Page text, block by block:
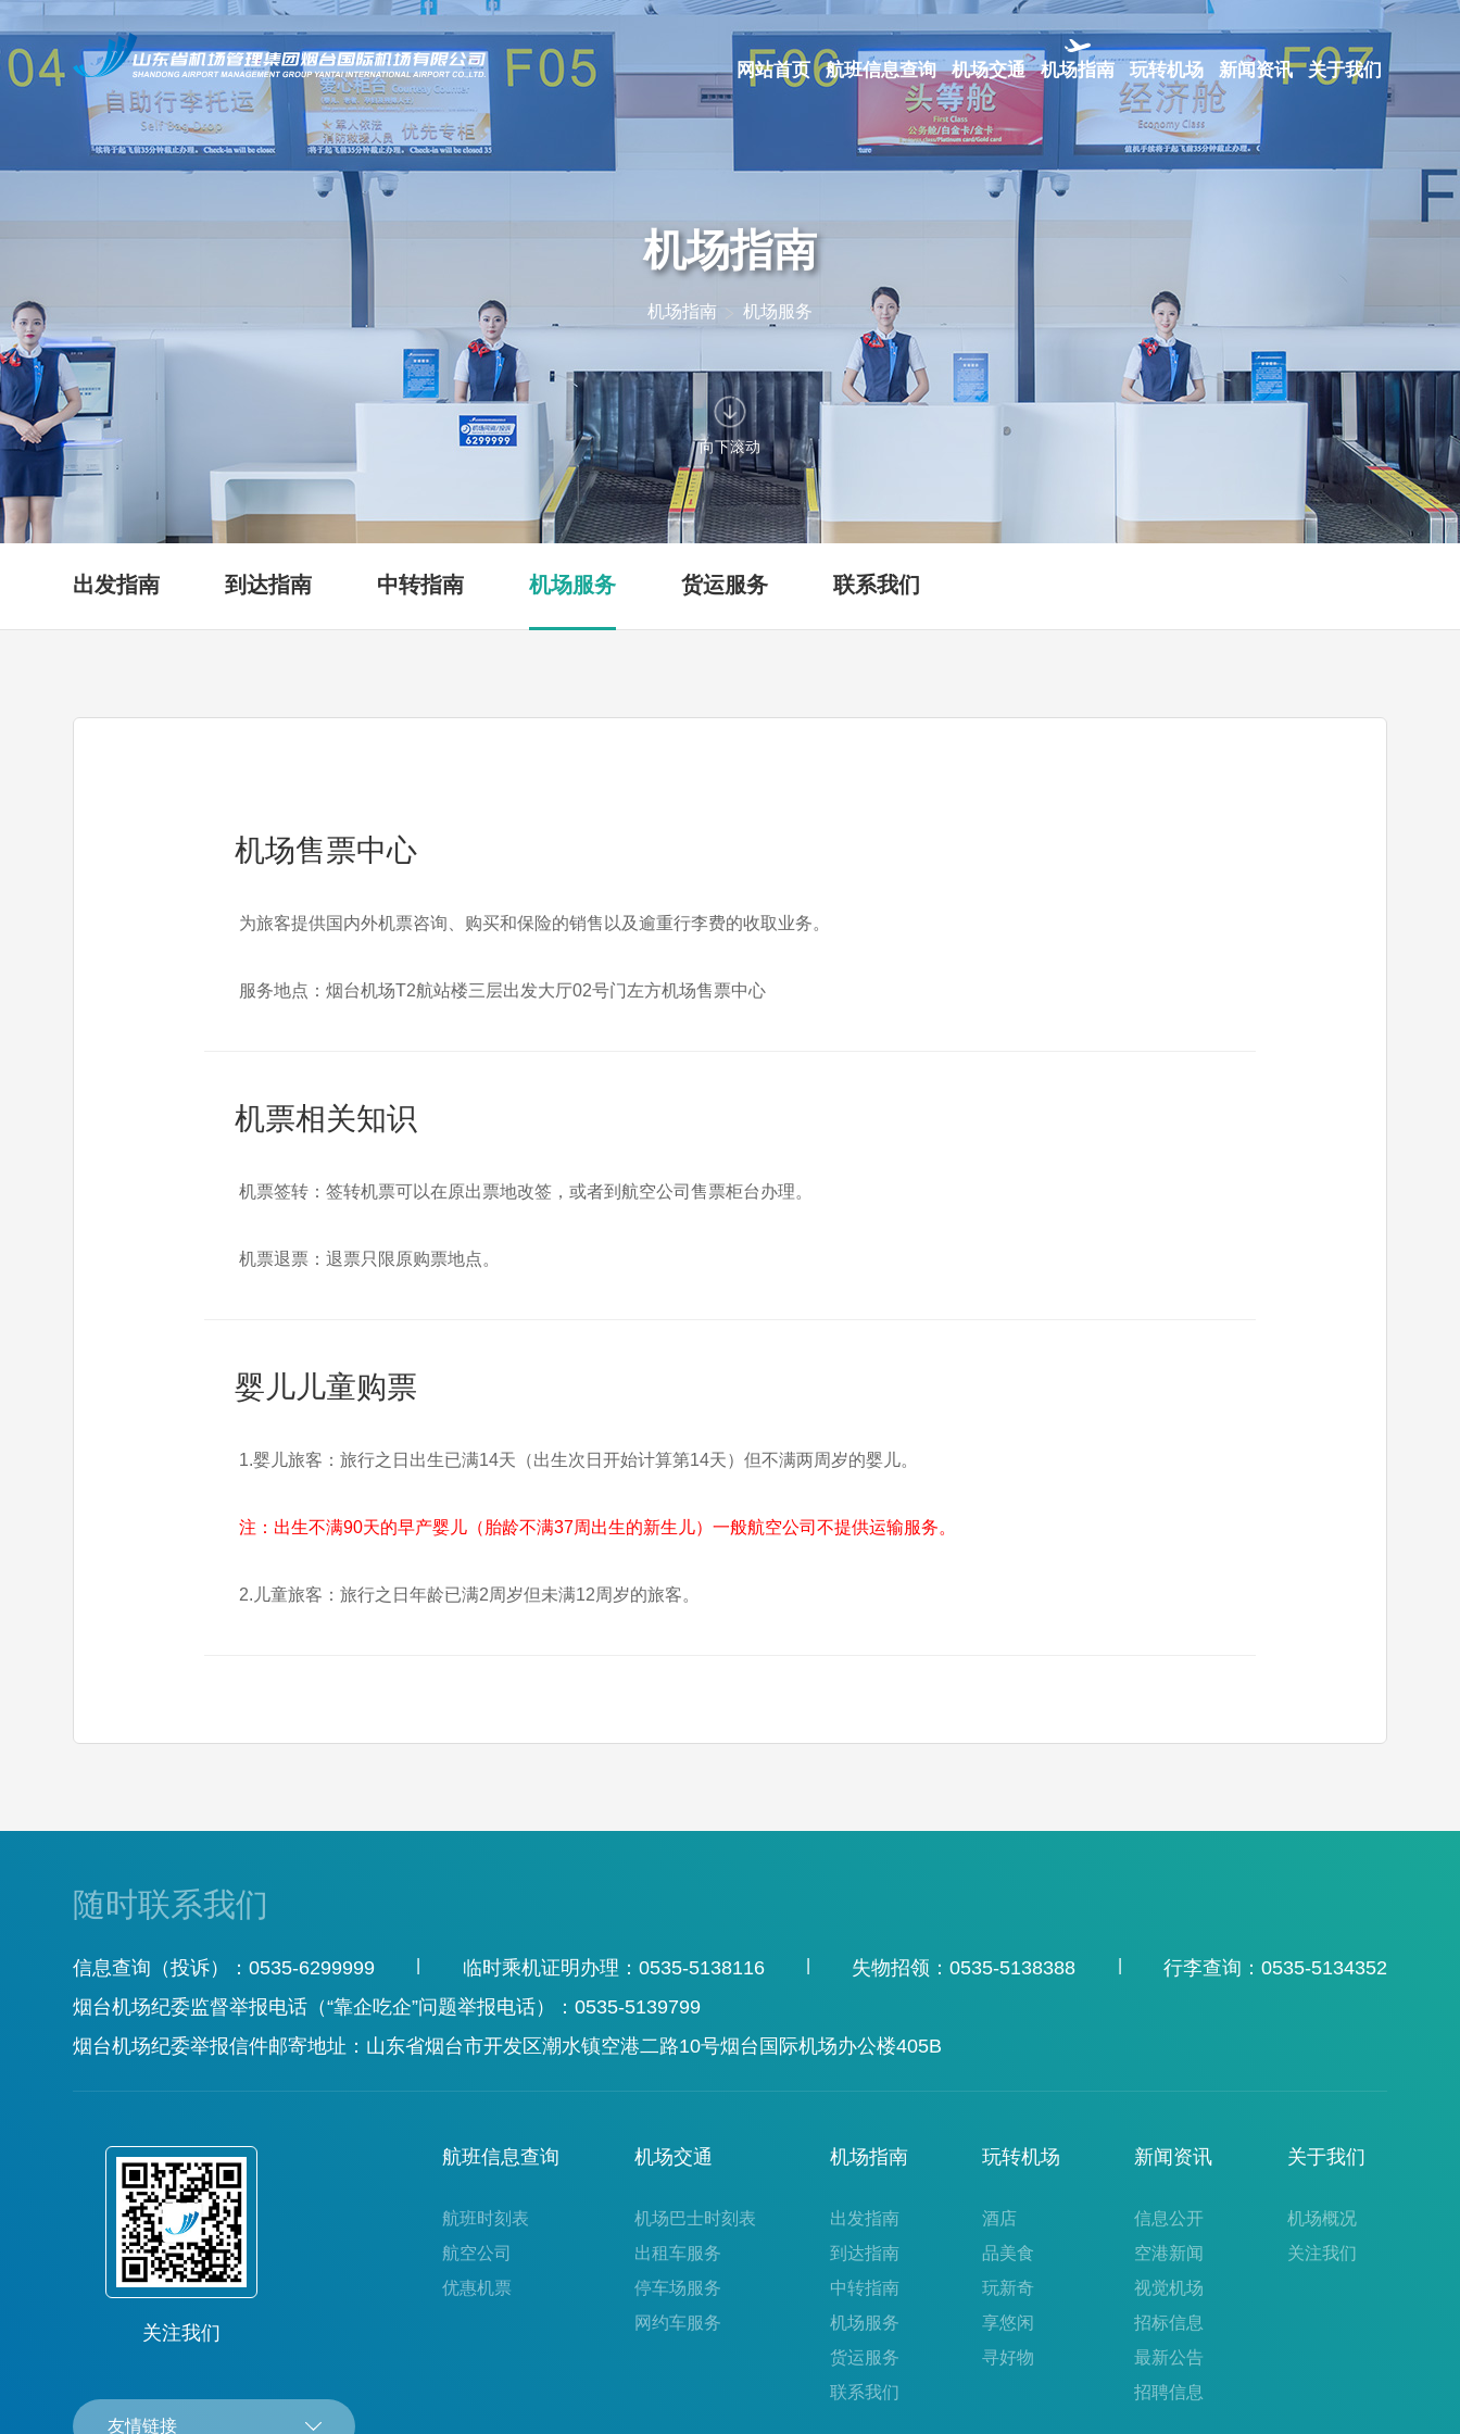
网站首页 航班信息查询 机场交通 机场指南 玩转机场 新闻资讯 关于我们
机场指南
机场指南 机场服务
向下滚动
出发指南 到达指南 中转指南 机场服务 货运服务 联系我们
机场售票中心
为旅客提供国内外机票咨询、购买和保险的销售以及逾重行李费的收取业务。
服务地点：烟台机场T2航站楼三层出发大厅02号门左方机场售票中心
机票相关知识
机票签转：签转机票可以在原出票地改签，或者到航空公司售票柜台办理。
机票退票：退票只限原购票地点。
婴儿儿童购票
1.婴儿旅客：旅行之日出生已满14天（出生次日开始计算第14天）但不满两周岁的婴儿。
注：出生不满90天的早产婴儿（胎龄不满37周出生的新生儿）一般航空公司不提供运输服务。
2.儿童旅客：旅行之日年龄已满2周岁但未满12周岁的旅客。
随时联系我们
信息查询（投诉）：0535-6299999 临时乘机证明办理：0535-5138116 失物招领：0535-5138388
行李查询：0535-5134352
烟台机场纪委监督举报电话（“靠企吃企”问题举报电话）：0535-5139799
烟台机场纪委举报信件邮寄地址：山东省烟台市开发区潮水镇空港二路10号烟台国际机场办公楼405B
关注我们
友情链接
航班信息查询
航班时刻表
航空公司
优惠机票
机场交通
机场巴士时刻表
出租车服务
停车场服务
网约车服务
机场指南
出发指南
到达指南
中转指南
机场服务
货运服务
联系我们
玩转机场
酒店
品美食
玩新奇
享悠闲
寻好物
新闻资讯
信息公开
空港新闻
视觉机场
招标信息
最新公告
招聘信息
关于我们
机场概况
关注我们